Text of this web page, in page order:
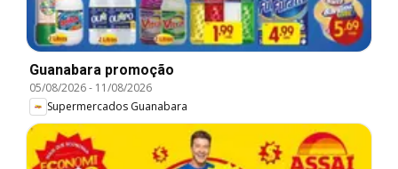
Guanabara promoção
05/08/2026- 11/08/2026
Supermercados Guanabara